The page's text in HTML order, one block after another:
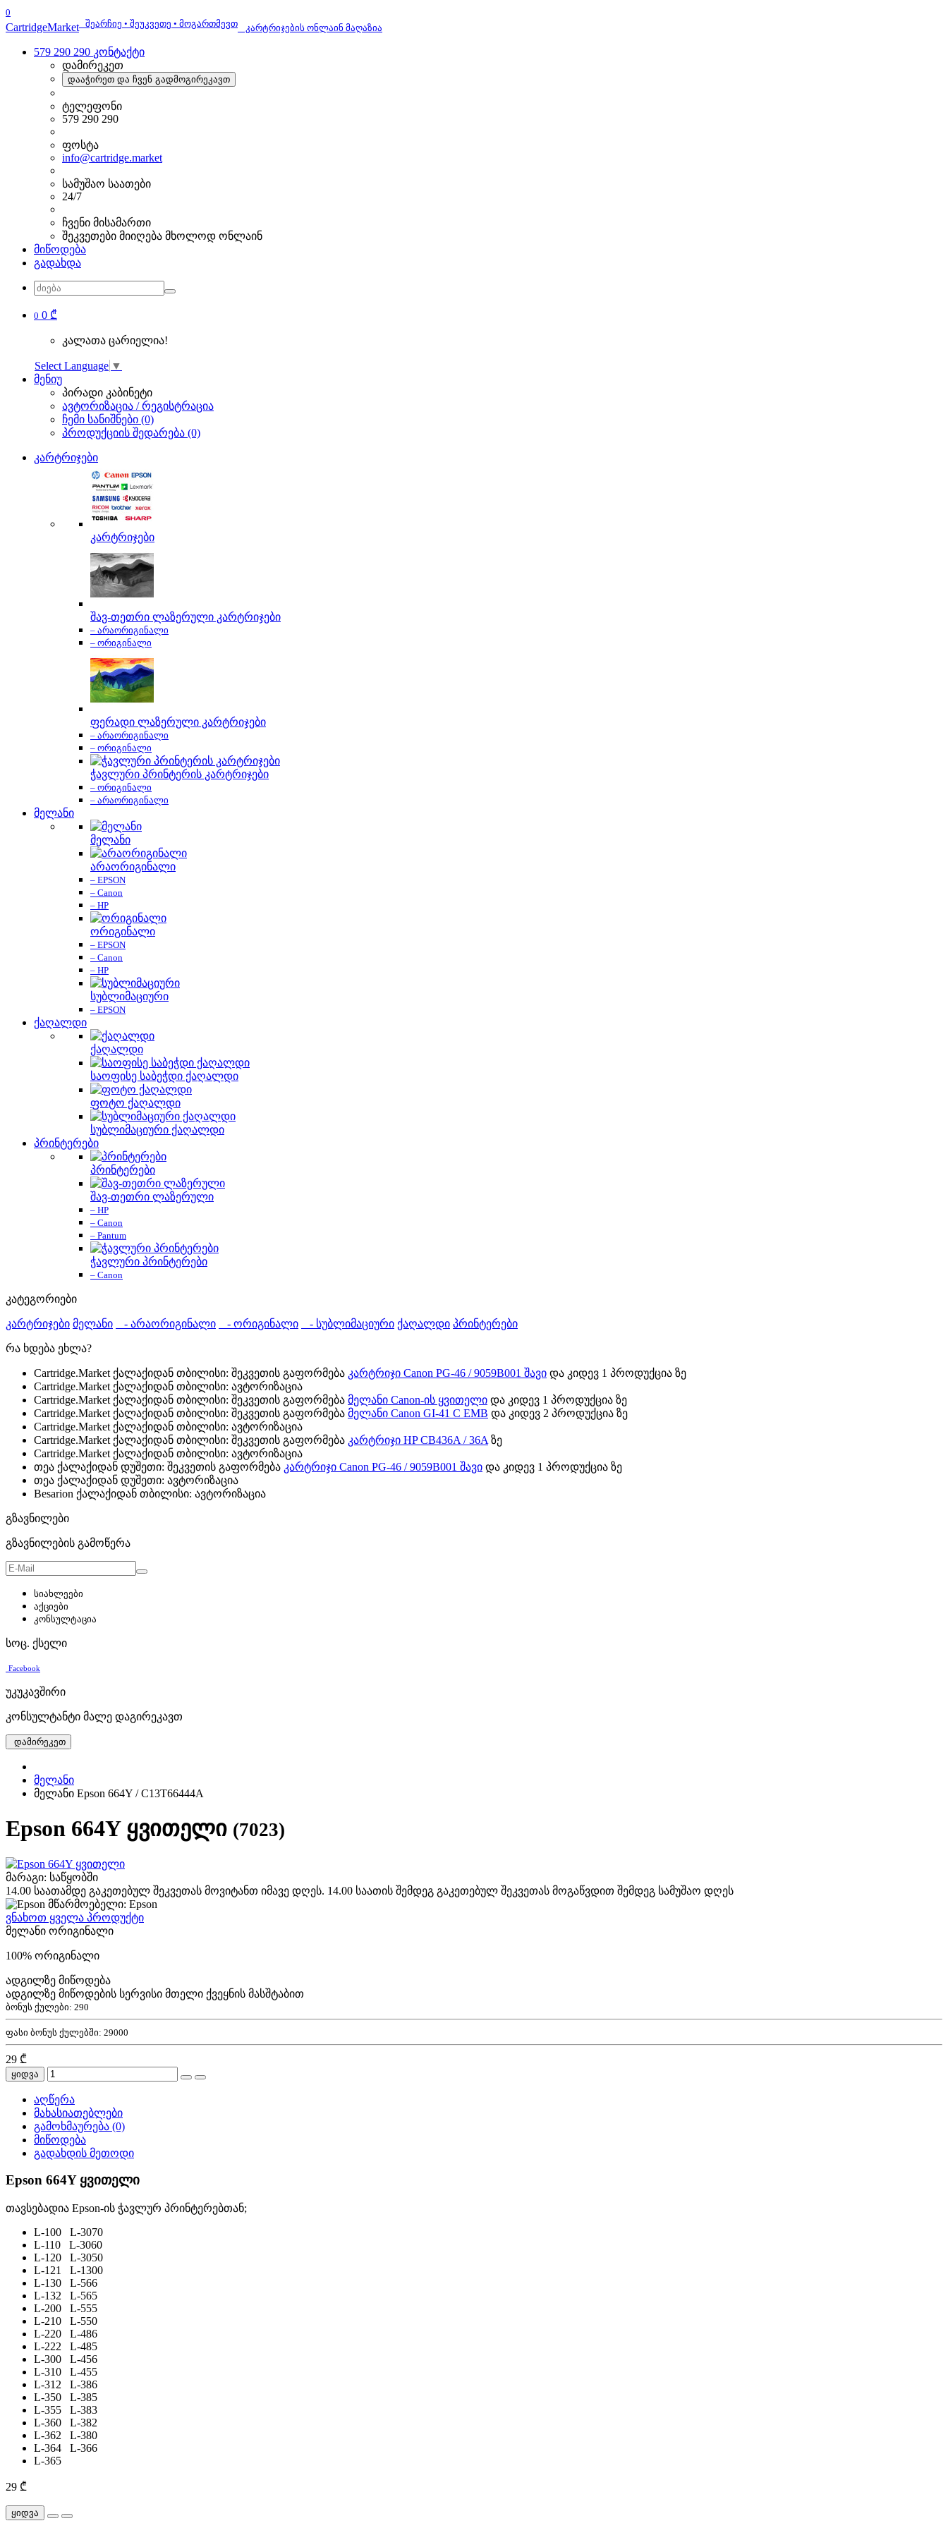
0
CartridgeMarket შეარჩიე • შეუკვეთე • მოგართმევთ კარტრიჯების ონლაინ მაღაზია
579 290 290 კონტაქტი
დამირეკეთ
დააჭირეთ და ჩვენ გადმოგირეკავთ
ტელეფონი
579 290 290
ფოსტა
info@cartridge.market
სამუშაო საათები
24/7
ჩვენი მისამართი
შეკვეთები მიიღება მხოლოდ ონლაინ
მიწოდება
გადახდა
0 0 ₾
კალათა ცარიელია!
Select Language ▼
მენიუ
პირადი კაბინეტი
ავტორიზაცია / რეგისტრაცია
ჩემი სანიშნები (0)
პროდუქციის შედარება (0)
კარტრიჯები
კარტრიჯები
შავ-თეთრი ლაზერული კარტრიჯები
– არაორიგინალი
– ორიგინალი
ფერადი ლაზერული კარტრიჯები
– არაორიგინალი
– ორიგინალი
ჭავლური პრინტერის კარტრიჯები
– ორიგინალი
– არაორიგინალი
მელანი
მელანი
არაორიგინალი
– EPSON
– Canon
– HP
ორიგინალი
– EPSON
– Canon
– HP
სუბლიმაციური
– EPSON
ქაღალდი
ქაღალდი
საოფისე საბეჭდი ქაღალდი
ფოტო ქაღალდი
სუბლიმაციური ქაღალდი
პრინტერები
პრინტერები
შავ-თეთრი ლაზერული
– HP
– Canon
– Pantum
ჭავლური პრინტერები
– Canon
კატეგორიები
კარტრიჯები მელანი - არაორიგინალი - ორიგინალი - სუბლიმაციური ქაღალდი პრინტერები
რა ხდება ეხლა?
Cartridge.Market ქალაქიდან თბილისი: შეკვეთის გაფორმება კარტრიჯი Canon PG-46 / 9059B001 შავი და კიდევ 1 პროდუქცია ზე
Cartridge.Market ქალაქიდან თბილისი: ავტორიზაცია
Cartridge.Market ქალაქიდან თბილისი: შეკვეთის გაფორმება მელანი Canon-ის ყვითელი და კიდევ 1 პროდუქცია ზე
Cartridge.Market ქალაქიდან თბილისი: შეკვეთის გაფორმება მელანი Canon GI-41 C EMB და კიდევ 2 პროდუქცია ზე
Cartridge.Market ქალაქიდან თბილისი: ავტორიზაცია
Cartridge.Market ქალაქიდან თბილისი: შეკვეთის გაფორმება კარტრიჯი HP CB436A / 36A ზე
Cartridge.Market ქალაქიდან თბილისი: ავტორიზაცია
თეა ქალაქიდან დუშეთი: შეკვეთის გაფორმება კარტრიჯი Canon PG-46 / 9059B001 შავი და კიდევ 1 პროდუქცია ზე
თეა ქალაქიდან დუშეთი: ავტორიზაცია
Besarion ქალაქიდან თბილისი: ავტორიზაცია
გზავნილები
გზავნილების გამოწერა
სიახლეები
აქციები
კონსულტაცია
სოც. ქსელი
Facebook
უკუკავშირი
კონსულტანტი მალე დაგირეკავთ
დამირეკეთ
მელანი
მელანი Epson 664Y / C13T66444A
Epson 664Y ყვითელი (7023)
მარაგი: საწყობში
14.00 საათამდე გაკეთებულ შეკვეთას მოვიტანთ იმავე დღეს. 14.00 საათის შემდეგ გაკეთებულ შეკვეთას მოგაწვდით შემდეგ სამუშაო დღეს
მწარმოებელი: Epson
ვნახოთ ყველა პროდუქტი
მელანი ორიგინალი
100% ორიგინალი
ადგილზე მიწოდება
ადგილზე მიწოდების სერვისი მთელი ქვეყნის მასშტაბით
ბონუს ქულები: 290
ფასი ბონუს ქულებში: 29000
29 ₾
ყიდვა
აღწერა
მახასიათებლები
გამოხმაურება (0)
მიწოდება
გადახდის მეთოდი
Epson 664Y ყვითელი
თავსებადია Epson-ის ჭავლურ პრინტერებთან;
L-100 L-3070
L-110 L-3060
L-120 L-3050
L-121 L-1300
L-130 L-566
L-132 L-565
L-200 L-555
L-210 L-550
L-220 L-486
L-222 L-485
L-300 L-456
L-310 L-455
L-312 L-386
L-350 L-385
L-355 L-383
L-360 L-382
L-362 L-380
L-364 L-366
L-365
29 ₾
ყიდვა